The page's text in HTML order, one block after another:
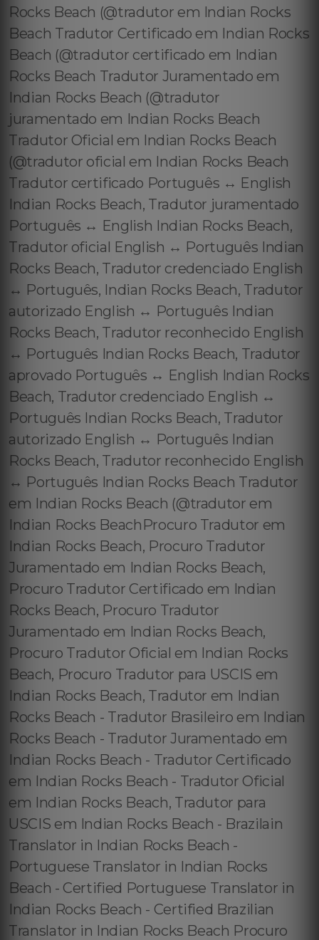
Rocks Beach (@tradutor em Indian Rocks
Beach Tradutor Certificado em Indian Rocks
Beach (@tradutor certificado em Indian
Rocks Beach Tradutor Juramentado em
Indian Rocks Beach (@tradutor
juramentado em Indian Rocks Beach
Tradutor Oficial em Indian Rocks Beach
(@tradutor oficial em Indian Rocks Beach
Tradutor certificado Português ↔️ English
Indian Rocks Beach, Tradutor juramentado
Português ↔️ English Indian Rocks Beach,
Tradutor oficial English ↔️ Português Indian
Rocks Beach, Tradutor credenciado English
↔️ Português, Indian Rocks Beach, Tradutor
autorizado English ↔️ Português Indian
Rocks Beach, Tradutor reconhecido English
↔️ Português Indian Rocks Beach, Tradutor
aprovado Português ↔️ English Indian Rocks
Beach, Tradutor credenciado English ↔️
Português Indian Rocks Beach, Tradutor
autorizado English ↔️ Português Indian
Rocks Beach, Tradutor reconhecido English
↔️ Português Indian Rocks Beach Tradutor
em Indian Rocks Beach (@tradutor em
Indian Rocks BeachProcuro Tradutor em
Indian Rocks Beach, Procuro Tradutor
Juramentado em Indian Rocks Beach,
Procuro Tradutor Certificado em Indian
Rocks Beach, Procuro Tradutor
Juramentado em Indian Rocks Beach,
Procuro Tradutor Oficial em Indian Rocks
Beach, Procuro Tradutor para USCIS em
Indian Rocks Beach, Tradutor em Indian
Rocks Beach - Tradutor Brasileiro em Indian
Rocks Beach - Tradutor Juramentado em
Indian Rocks Beach - Tradutor Certificado
em Indian Rocks Beach - Tradutor Oficial
em Indian Rocks Beach, Tradutor para
USCIS em Indian Rocks Beach - Brazilain
Translator in Indian Rocks Beach -
Portuguese Translator in Indian Rocks
Beach - Certified Portuguese Translator in
Indian Rocks Beach - Certified Brazilian
Translator in Indian Rocks Beach Procuro